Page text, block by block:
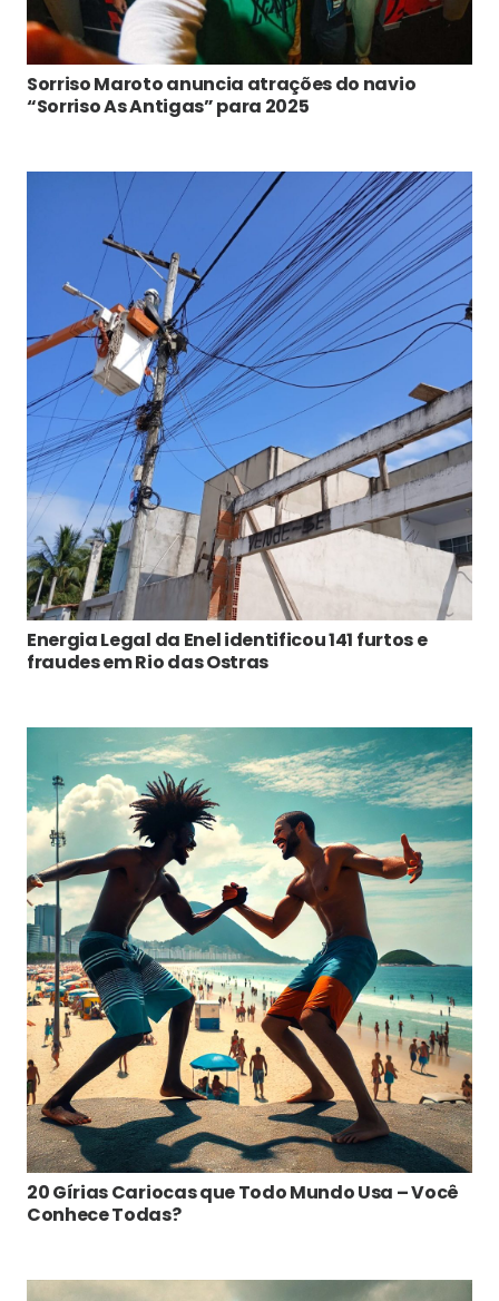
Sorriso Maroto anuncia atrações do navio
“Sorriso As Antigas” para 2025
Energia Legal da Enel identificou 141 furtos e
fraudes em Rio das Ostras
20 Gírias Cariocas que Todo Mundo Usa – Você
Conhece Todas?